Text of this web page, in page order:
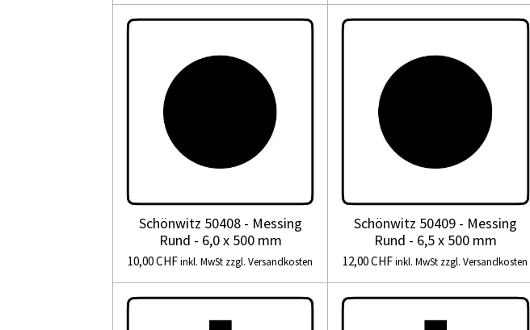
Schönwitz 50408 - Messing
Rund - 6,0 x 500 mm
10,00 CHFinkl. MwSt zzgl. Versandkosten
Schönwitz 50409 - Messing
Rund - 6,5 x 500 mm
12,00 CHFinkl. MwSt zzgl. Versandkosten